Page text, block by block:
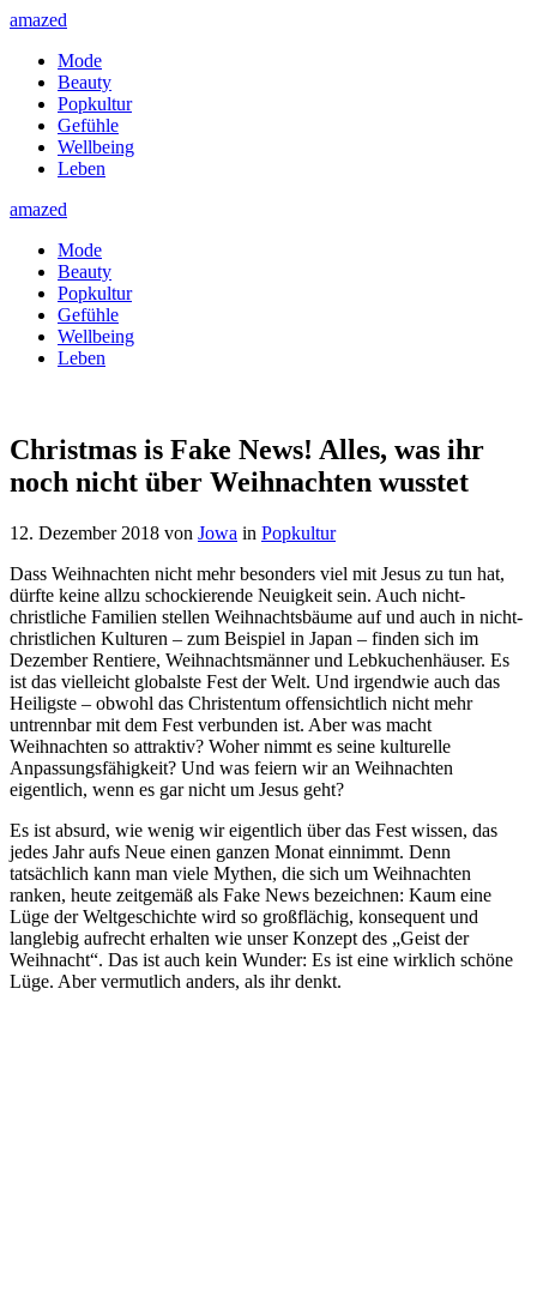
amazed
Mode
Beauty
Popkultur
Gefühle
Wellbeing
Leben
amazed
Mode
Beauty
Popkultur
Gefühle
Wellbeing
Leben
Christmas is Fake News! Alles, was ihr
noch nicht über Weihnachten wusstet
12. Dezember 2018 von Jowa in Popkultur
Dass Weihnachten nicht mehr besonders viel mit Jesus zu tun hat,
dürfte keine allzu schockierende Neuigkeit sein. Auch nicht-
christliche Familien stellen Weihnachtsbäume auf und auch in nicht-
christlichen Kulturen – zum Beispiel in Japan – finden sich im
Dezember Rentiere, Weihnachtsmänner und Lebkuchenhäuser. Es
ist das vielleicht globalste Fest der Welt. Und irgendwie auch das
Heiligste – obwohl das Christentum offensichtlich nicht mehr
untrennbar mit dem Fest verbunden ist. Aber was macht
Weihnachten so attraktiv? Woher nimmt es seine kulturelle
Anpassungsfähigkeit? Und was feiern wir an Weihnachten
eigentlich, wenn es gar nicht um Jesus geht?
Es ist absurd, wie wenig wir eigentlich über das Fest wissen, das
jedes Jahr aufs Neue einen ganzen Monat einnimmt. Denn
tatsächlich kann man viele Mythen, die sich um Weihnachten
ranken, heute zeitgemäß als Fake News bezeichnen: Kaum eine
Lüge der Weltgeschichte wird so großflächig, konsequent und
langlebig aufrecht erhalten wie unser Konzept des „Geist der
Weihnacht“. Das ist auch kein Wunder: Es ist eine wirklich schöne
Lüge. Aber vermutlich anders, als ihr denkt.